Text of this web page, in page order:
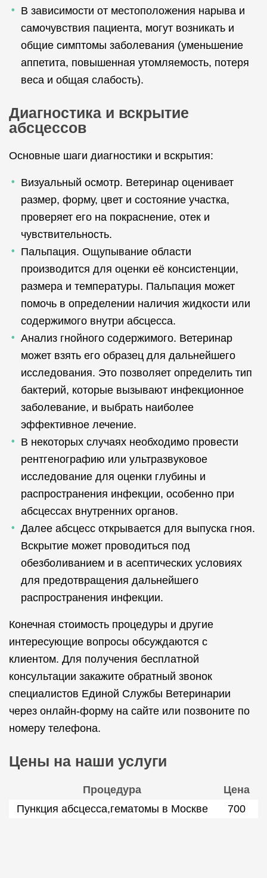
В зависимости от местоположения нарыва и
самочувствия пациента, могут возникать и
общие симптомы заболевания (уменьшение
аппетита, повышенная утомляемость, потеря
веса и общая слабость).
Диагностика и вскрытие
абсцессов
Основные шаги диагностики и вскрытия:
Визуальный осмотр. Ветеринар оценивает
размер, форму, цвет и состояние участка,
проверяет его на покраснение, отек и
чувствительность.
Пальпация. Ощупывание области
производится для оценки её консистенции,
размера и температуры. Пальпация может
помочь в определении наличия жидкости или
содержимого внутри абсцесса.
Анализ гнойного содержимого. Ветеринар
может взять его образец для дальнейшего
исследования. Это позволяет определить тип
бактерий, которые вызывают инфекционное
заболевание, и выбрать наиболее
эффективное лечение.
В некоторых случаях необходимо провести
рентгенографию или ультразвуковое
исследование для оценки глубины и
распространения инфекции, особенно при
абсцессах внутренних органов.
Далее абсцесс открывается для выпуска гноя.
Вскрытие может проводиться под
обезболиванием и в асептических условиях
для предотвращения дальнейшего
распространения инфекции.
Конечная стоимость процедуры и другие
интересующие вопросы обсуждаются с
клиентом. Для получения бесплатной
консультации закажите обратный звонок
специалистов Единой Службы Ветеринарии
через онлайн-форму на сайте или позвоните по
номеру телефона.
Цены на наши услуги
Процедура
Цена
Пункция абсцесса,гематомы в Москве
700